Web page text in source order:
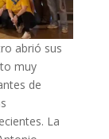
abrió sus
muy
de
La